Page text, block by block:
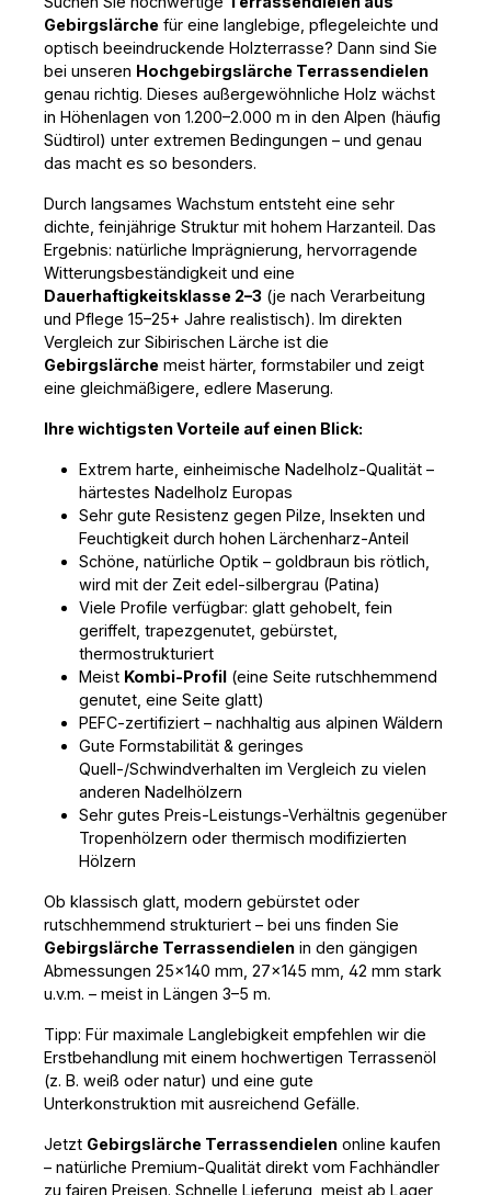
nachhaltig und umweltverträglich aus
verantwortungsvoller Forstwirtschaft
Hochgebirgslärche pur – extrem langsam
gewachsenes, harzreiches Holz aus großer
Höhe → höhere Dichte + bessere Stabilität
als normales Lärchenholz Unbehandelt &
naturbelassen – silbergraue Patina
entwickelt sich von allein oder kann mit
Lärchenöl / Terrassenöl farblich erhalten
bleiben Technische Daten im Überblick:
Maße: 42 mm stark × 140 mm breit Profil:
einseitig fein geriffelt, einseitig
trapezgenutet (Kombi-/Wendprofil)
Oberfläche: natur, unbehandelt, gehobelt
Holzart: Hochgebirgslärche (Larix decidua)
Dauerhaftigkeit: Klasse 3 (DC 3) nach Norm
Zertifikat: 100 % PEFC – nachhaltige
Forstwirtschaft Ob moderne Architektur,
rustikaler Garten oder Pool-Umrandung – mit
dieser wetterfesten Lärchen-Terrassendiele
besonders robuste, pflegeleichte und
Traumterrasse. Suchen Sie robuste,
rutschhemmende und nachhaltige
Terrassendielen aus Gebirgslärche 42x140?
Jetzt informieren & bestellen!
Gebirgslärche für eine langlebige, pflegeleichte und
optisch beeindruckende Holzterrasse? Dann sind Sie
bei unseren Hochgebirgslärche Terrassendielen
genau richtig. Dieses außergewöhnliche Holz wächst
in Höhenlagen von 1.200–2.000 m in den Alpen (häufig
Südtirol) unter extremen Bedingungen – und genau
das macht es so besonders.
Durch langsames Wachstum entsteht eine sehr
dichte, feinjährige Struktur mit hohem Harzanteil. Das
Ergebnis: natürliche Imprägnierung, hervorragende
Dauerhaftigkeitsklasse 2–3 (je nach Verarbeitung
und Pflege 15–25+ Jahre realistisch). Im direkten
Gebirgslärche meist härter, formstabiler und zeigt
eine gleichmäßigere, edlere Maserung.
Ihre wichtigsten Vorteile auf einen Blick:
Extrem harte, einheimische Nadelholz-Qualität –
härtestes Nadelholz Europas
Sehr gute Resistenz gegen Pilze, Insekten und
Feuchtigkeit durch hohen Lärchenharz-Anteil
Schöne, natürliche Optik – goldbraun bis rötlich,
wird mit der Zeit edel-silbergrau (Patina)
Viele Profile verfügbar: glatt gehobelt, fein
geriffelt, trapezgenutet, gebürstet,
thermostrukturiert
Meist Kombi-Profil (eine Seite rutschhemmend
genutet, eine Seite glatt)
PEFC-zertifiziert – nachhaltig aus alpinen Wäldern
Gute Formstabilität & geringes
Quell-/Schwindverhalten im Vergleich zu vielen
anderen Nadelhölzern
Sehr gutes Preis-Leistungs-Verhältnis gegenüber
Tropenhölzern oder thermisch modifizierten
Hölzern
Ob klassisch glatt, modern gebürstet oder
Gebirgslärche Terrassendielen in den gängigen
Abmessungen 25×140 mm, 27×145 mm, 42 mm stark
u.v.m. – meist in Längen 3–5 m.
Tipp: Für maximale Langlebigkeit empfehlen wir die
Erstbehandlung mit einem hochwertigen Terrassenöl
(z. B. weiß oder natur) und eine gute
Unterkonstruktion mit ausreichend Gefälle.
Jetzt Gebirgslärche Terrassendielen online kaufen
– natürliche Premium-Qualität direkt vom Fachhändler
zu fairen Preisen. Schnelle Lieferung, meist ab Lager